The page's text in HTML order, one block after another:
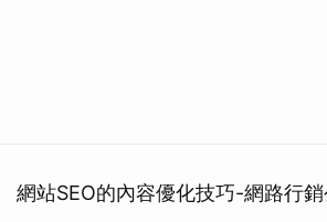
網站SEO的內容優化技巧-網路行銷